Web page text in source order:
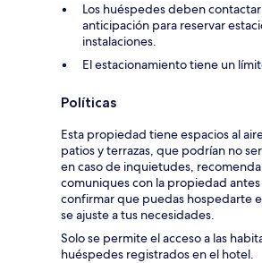
Los huéspedes deben
anticipación para reservar
instalaciones.
El estacionamiento tiene un
Políticas
Esta propiedad tiene espacios al
patios y terrazas, que podrían no
en caso de inquietudes,
comuniques con la propiedad
confirmar que puedas hospedarte
se ajuste a tus necesidades.
Solo se permite el acceso a las
huéspedes registrados en el hotel.